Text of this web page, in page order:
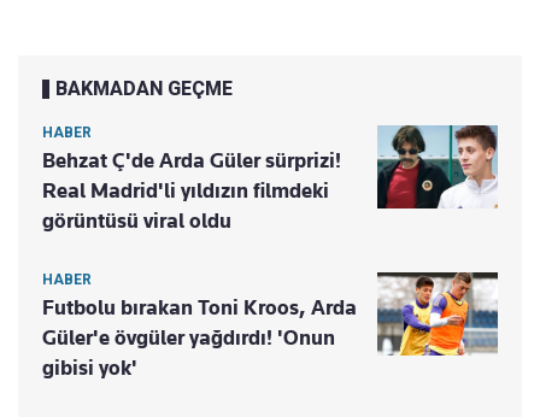
BAKMADAN GEÇME
HABER
Behzat Ç'de Arda Güler sürprizi!
Real Madrid'li yıldızın filmdeki
görüntüsü viral oldu
HABER
Futbolu bırakan Toni Kroos, Arda
Güler'e övgüler yağdırdı! 'Onun
gibisi yok'